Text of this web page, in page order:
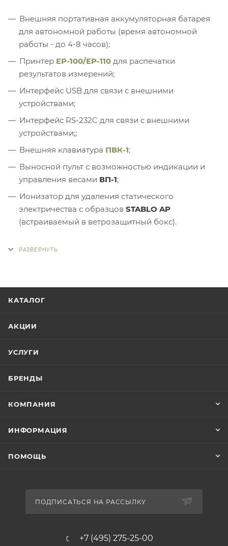
Внешняя портативная аккумуляторная батарея
для автономной работы (время автономной
работы - до 4-8 часов);
Принтер ЕР-100/ЕР-110 для распечатки
результатов измерений;
Интерфейс USB для связи с внешними
устройствами;
Интерфейс RS-232C для связи с внешними
устройствами;;
Внешняя клавиатура ПВК-1;
Выносной пульт с возможностью индикации и
управления весами ВП-1;
Ионизатор для удаления статического
электричества с образцов STABLO AP
(встраиваемый в ветрозащитный бокс).
КАТАЛОГ
АКЦИИ
УСЛУГИ
БРЕНДЫ
КОМПАНИЯ
ИНФОРМАЦИЯ
ПОМОЩЬ
ПОДПИСАТЬСЯ НА РАССЫЛКУ
+7 (495) 275-25-00